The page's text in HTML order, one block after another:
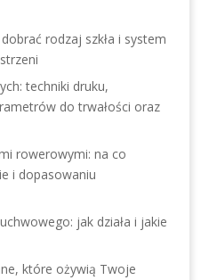
rodzaj szkła i system
techniki druku,
do trwałości oraz
rowerowymi: na co
i dopasowaniu
jak działa i jakie
które ożywią Twoje